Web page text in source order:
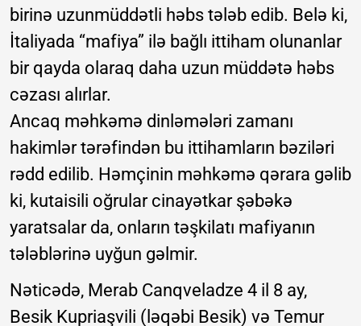
birinə uzunmüddətli həbs tələb edib. Belə ki,
İtaliyada “mafiya” ilə bağlı ittiham olunanlar
bir qayda olaraq daha uzun müddətə həbs
cəzası alırlar.
Ancaq məhkəmə dinləmələri zamanı
hakimlər tərəfindən bu ittihamların bəziləri
rədd edilib. Həmçinin məhkəmə qərara gəlib
ki, kutaisili oğrular cinayətkar şəbəkə
yaratsalar da, onların təşkilatı mafiyanın
tələblərinə uyğun gəlmir.
Nəticədə, Merab Canqveladze 4 il 8 ay,
Besik Kupriaşvili (ləqəbi Besik) və Temur